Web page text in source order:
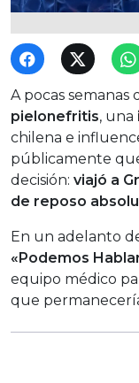
A pocas
pielonefritis, una
chilena e
públicamente
decisión: viajó a
de reposo
En un adelanto
«Podemos
equipo médico
que